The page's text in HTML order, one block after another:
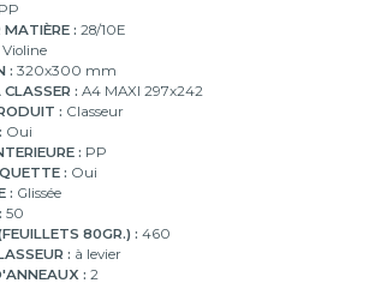
PP
MATIÈRE : 28/10E
Violine
: 320x300 mm
: A4 MAXI 297x242
: Classeur
Oui
: PP
: Oui
: Glissée
50
80GR.) : 460
: à levier
: 2